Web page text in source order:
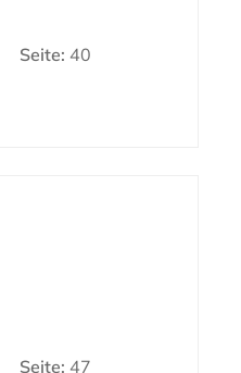
Seite: 40
Seite: 47